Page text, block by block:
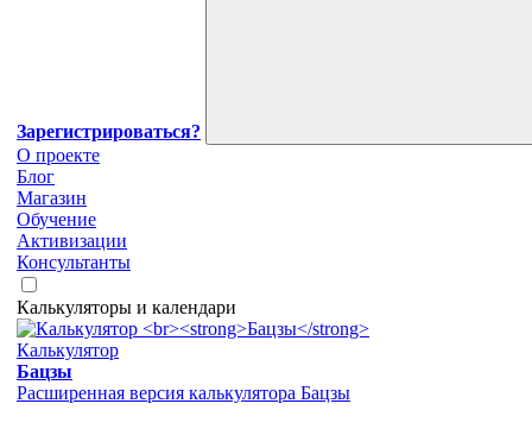
Зарегистрироваться?
О проекте
Блог
Магазин
Обучение
Активизации
Консультанты
Калькуляторы и календари
Калькулятор
Бацзы
Расширенная версия калькулятора Бацзы